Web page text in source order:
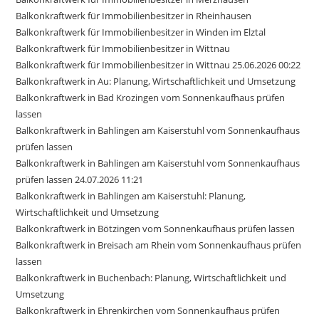
Balkonkraftwerk für Immobilienbesitzer in Rheinhausen
Balkonkraftwerk für Immobilienbesitzer in Winden im Elztal
Balkonkraftwerk für Immobilienbesitzer in Wittnau
Balkonkraftwerk für Immobilienbesitzer in Wittnau 25.06.2026 00:22
Balkonkraftwerk in Au: Planung, Wirtschaftlichkeit und Umsetzung
Balkonkraftwerk in Bad Krozingen vom Sonnenkaufhaus prüfen
lassen
Balkonkraftwerk in Bahlingen am Kaiserstuhl vom Sonnenkaufhaus
prüfen lassen
Balkonkraftwerk in Bahlingen am Kaiserstuhl vom Sonnenkaufhaus
prüfen lassen 24.07.2026 11:21
Balkonkraftwerk in Bahlingen am Kaiserstuhl: Planung,
Wirtschaftlichkeit und Umsetzung
Balkonkraftwerk in Bötzingen vom Sonnenkaufhaus prüfen lassen
Balkonkraftwerk in Breisach am Rhein vom Sonnenkaufhaus prüfen
lassen
Balkonkraftwerk in Buchenbach: Planung, Wirtschaftlichkeit und
Umsetzung
Balkonkraftwerk in Ehrenkirchen vom Sonnenkaufhaus prüfen